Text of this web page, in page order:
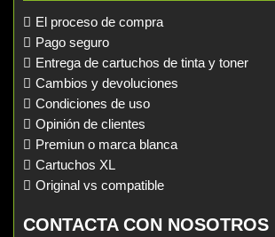
El proceso de compra
Pago seguro
Entrega de cartuchos de tinta y toner
Cambios y devoluciones
Condiciones de uso
Opinión de clientes
Premiun o marca blanca
Cartuchos XL
Original vs compatible
CONTACTA CON NOSOTROS